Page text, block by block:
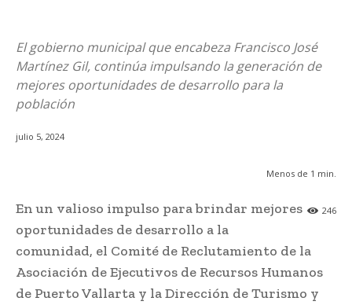
El gobierno municipal que encabeza Francisco José
Martínez Gil, continúa impulsando la generación de
mejores oportunidades de desarrollo para la
población
julio 5, 2024
Menos de 1 min.
246
En un valioso impulso para brindar mejores
oportunidades de desarrollo a la
comunidad, el Comité de Reclutamiento de la
Asociación de Ejecutivos de Recursos Humanos
de Puerto Vallarta y la Dirección de Turismo y